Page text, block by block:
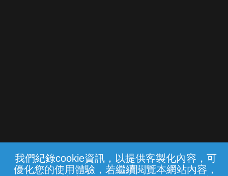
我們紀錄cookie資訊，以提供客製化內容，可
優化您的使用體驗，若繼續閱覽本網站內容，
常見問題 線上客服 服務條款 隱私權保護
{{notifyMsg}}